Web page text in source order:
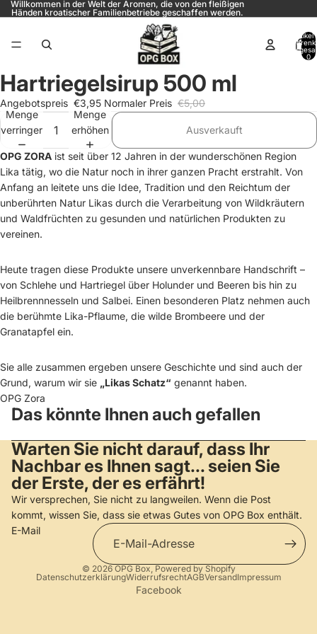
Willkommen in der Welt der Aromen, die von den fleißigen
Händen kroatischer Familienbetriebe geschaffen werden.
Artikel
0
Hartriegelsirup 500 ml
Angebotspreis €3,95 Normaler Preis €5,00
Menge
verringern
Menge
erhöhen
Ausverkauft
OPG ZORA ist seit über 12 Jahren in der wunderschönen Region
Lika tätig, wo die Natur noch in ihrer ganzen Pracht erstrahlt. Von
Anfang an leitete uns die Idee, Tradition und den Reichtum der
unberührten Natur Likas durch die Verarbeitung von Wildkräutern
und Waldfrüchten zu gesunden und natürlichen Produkten zu
vereinen.
Heute tragen diese Produkte unsere unverkennbare Handschrift –
von Schlehe und Hartriegel über Holunder und Beeren bis hin zu
Heilbrennnesseln und Salbei. Einen besonderen Platz nehmen auch
die berühmte Lika-Pflaume, die wilde Brombeere und der
Granatapfel ein.
Sie alle zusammen ergeben unsere Geschichte und sind auch der
Grund, warum wir sie „Likas Schatz“ genannt haben.
OPG Zora
Das könnte Ihnen auch gefallen
Warten Sie nicht darauf, dass Ihr
Nachbar es Ihnen sagt... seien Sie
der Erste, der es erfährt!
Wir versprechen, Sie nicht zu langweilen. Wenn die Post
kommt, wissen Sie, dass sie etwas Gutes von OPG Box enthält.
E-Mail
© 2026 OPG Box, Powered by Shopify
DatenschutzerklärungWiderrufsrechtAGBVersandImpressum
Facebook